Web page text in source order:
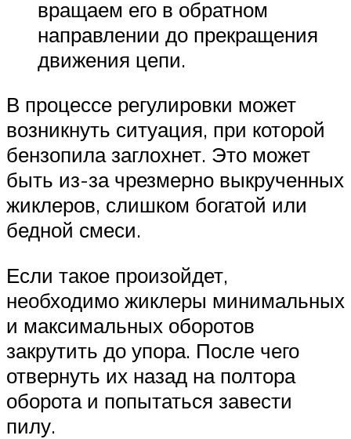
вращаем его в обратном
направлении до прекращения
движения цепи.
В процессе регулировки может
возникнуть ситуация, при которой
бензопила заглохнет. Это может
быть из-за чрезмерно выкрученных
жиклеров, слишком богатой или
бедной смеси.
Если такое произойдет,
необходимо жиклеры минимальных
и максимальных оборотов
закрутить до упора. После чего
отвернуть их назад на полтора
оборота и попытаться завести
пилу.